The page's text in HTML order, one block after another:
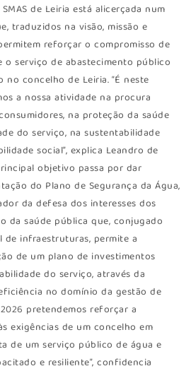
de Leiria está alicerçada num
traduzidos na visão, missão e
reforçar o compromisso de
o serviço de abastecimento público
no concelho de Leiria. “É neste
a nossa atividade na procura
na proteção da saúde
do serviço, na sustentabilidade
social”, explica Leandro de
objetivo passa por dar
do Plano de Segurança da Água,
da defesa dos interesses dos
da saúde pública que, conjugado
infraestruturas, permite a
de um plano de investimentos
do serviço, através da
no domínio da gestão de
pretendemos reforçar a
exigências de um concelho em
de um serviço público de água e
e resiliente”, confidencia